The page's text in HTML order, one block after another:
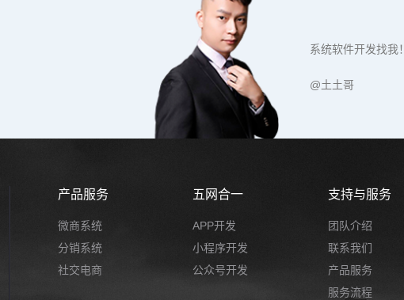
系统软件开发找我！
@土土哥
产品服务
微商系统
分销系统
社交电商
五网合一
APP开发
小程序开发
公众号开发
支持与服务
团队介绍
联系我们
产品服务
服务流程